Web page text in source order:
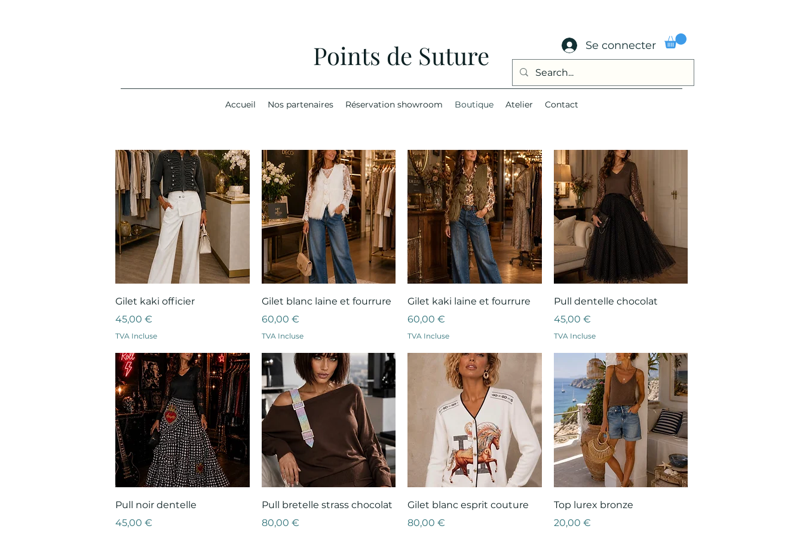
Points de Suture Se connecter
Accueil Nos partenaires Réservation showroom Boutique Atelier Contact
Aperçu rapide
Gilet kaki officier
Prix
45,00 €
TVA Incluse
Aperçu rapide
Gilet blanc laine et fourrure
Prix
60,00 €
TVA Incluse
Aperçu rapide
Gilet kaki laine et fourrure
Prix
60,00 €
TVA Incluse
Aperçu rapide
Pull dentelle chocolat
Prix
45,00 €
TVA Incluse
Aperçu rapide
Pull noir dentelle
Prix
45,00 €
Aperçu rapide
Pull bretelle strass chocolat
Prix
80,00 €
Aperçu rapide
Gilet blanc esprit couture
Prix
80,00 €
Aperçu rapide
Top lurex bronze
Prix
20,00 €